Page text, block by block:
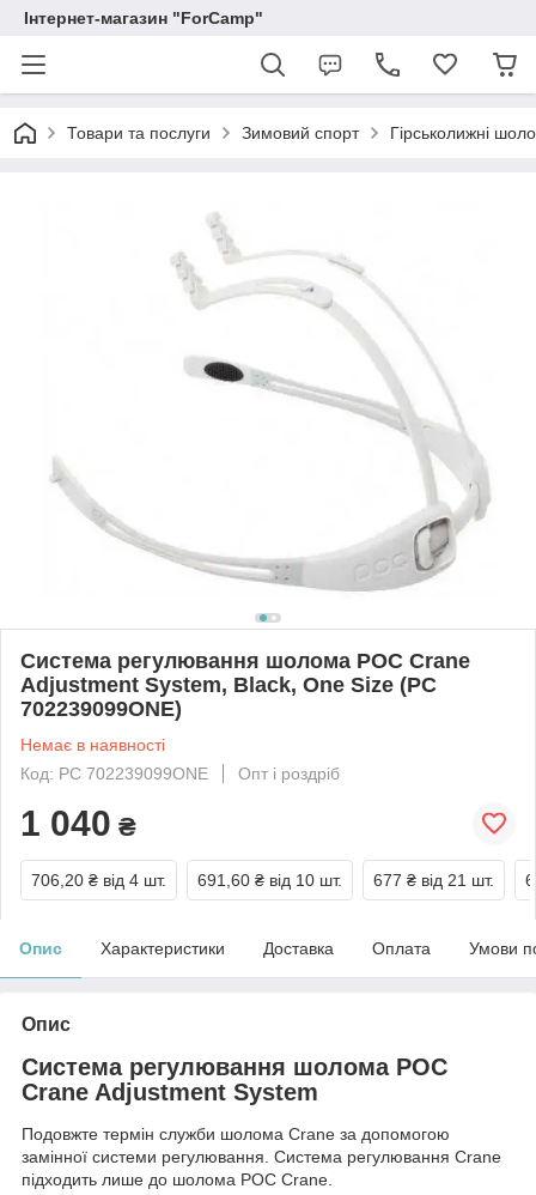
Інтернет-магазин "ForCamp"
Товари та послуги Зимовий спорт Гірськолижні
Система регулювання шолома POC Crane
Adjustment System, Black, One Size (PC
702239099ONE)
Немає в наявності
Код: PC 702239099ONE
Опт і роздріб
1 040 ₴
706,20 ₴ від 4 шт. 691,60 ₴ від 10 шт. 677 ₴ від 21 шт.
Опис Характеристики Доставка Оплата Умови
Опис
Система регулювання шолома POC
Crane Adjustment System
Подовжте термін служби шолома Crane за допомогою
замінної системи регулювання. Система регулювання Crane
підходить лише до шолома POC Crane.